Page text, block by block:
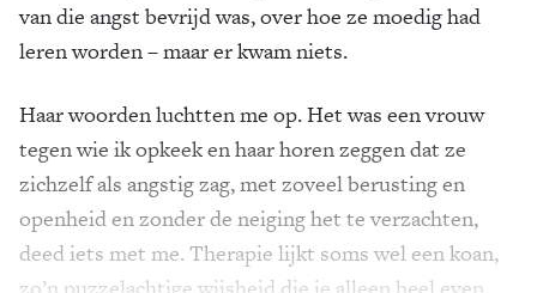
van die angst bevrijd was, over hoe ze moedig had
leren worden – maar er kwam niets.
Haar woorden luchtten me op. Het was een vrouw
tegen wie ik opkeek en haar horen zeggen dat ze
zichzelf als angstig zag, met zoveel berusting en
openheid en zonder de neiging het te verzachten,
deed iets met me. Therapie lijkt soms wel een koan,